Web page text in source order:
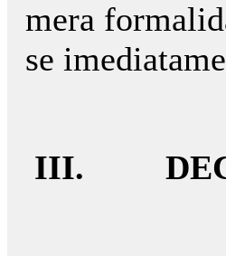
mera
se
III.